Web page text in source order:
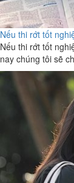
Nếu thi rớt tốt
Nếu thi rớt tốt
nay chúng tôi sẽ